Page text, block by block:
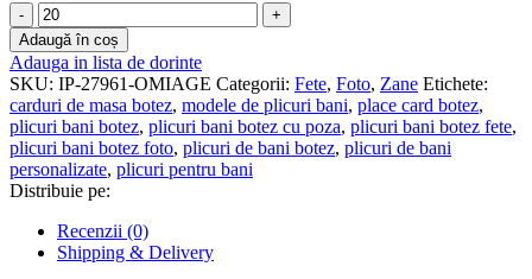
Cantitate
Plicuri
de
bani
botez
cu
poza
-
Zana
Florilor
-
PBBF-
058
Adaugă în coș
Adauga in lista de dorinte
SKU: IP-27961-OMIAGE Categorii: Fete, Foto, Zane Etichete:
carduri de masa botez, modele de plicuri bani, place card botez,
plicuri bani botez, plicuri bani botez cu poza, plicuri bani botez fete,
plicuri bani botez foto, plicuri de bani botez, plicuri de bani
personalizate, plicuri pentru bani
Distribuie pe:
Recenzii (0)
Shipping & Delivery